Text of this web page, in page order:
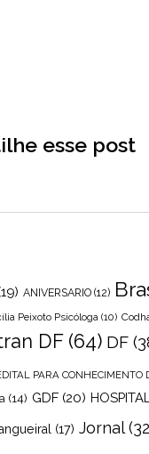
esse post
ANIVERSARIO (12)
Peixoto Psicóloga (10)
DF(64) DF
PARA CONHECIMENTO
(14) GDF (20)
(17) Jornal